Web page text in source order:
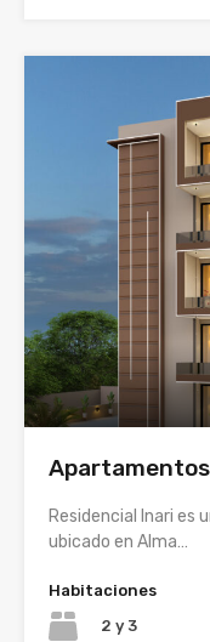
Apartamentos
Residencial Inari es
ubicado en Alma…
Habitaciones
2 y 3